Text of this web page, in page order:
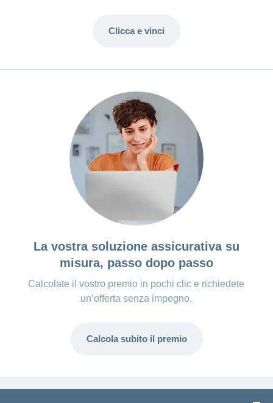
Clicca e vinci
La vostra soluzione assicurativa su
misura, passo dopo passo
Calcolate il vostro premio in pochi clic e richiedete
un’offerta senza impegno.
Calcola subito il premio